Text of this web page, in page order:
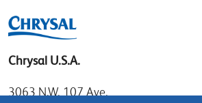
Chrysal U.S.A.
3063 N.W. 107 Ave.